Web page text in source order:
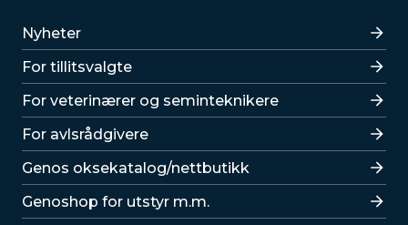
Lenker
Nyheter
For tillitsvalgte
For veterinærer og seminteknikere
For avlsrådgivere
Lenker
Genos oksekatalog/nettbutikk
Genoshop for utstyr m.m.